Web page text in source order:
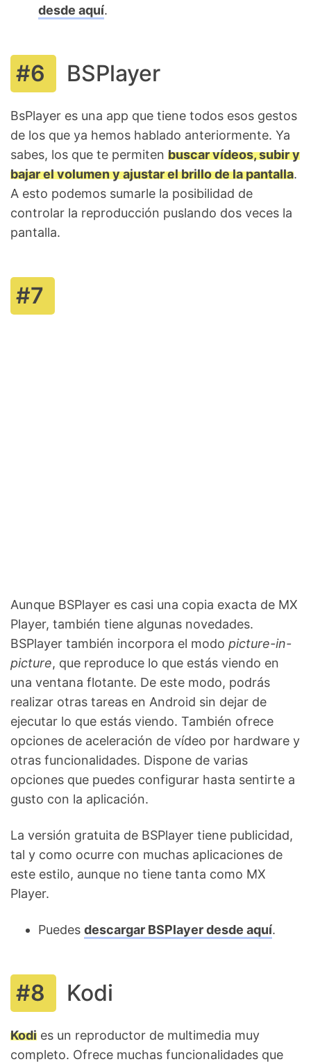
desde aquí.
BSPlayer
BsPlayer es una app que tiene todos esos gestos
de los que ya hemos hablado anteriormente. Ya
sabes, los que te permiten buscar vídeos, subir y
bajar el volumen y ajustar el brillo de la pantalla.
A esto podemos sumarle la posibilidad de
controlar la reproducción puslando dos veces la
pantalla.
Aunque BSPlayer es casi una copia exacta de MX
Player, también tiene algunas novedades.
BSPlayer también incorpora el modo picture-in-
picture, que reproduce lo que estás viendo en
una ventana flotante. De este modo, podrás
realizar otras tareas en Android sin dejar de
ejecutar lo que estás viendo. También ofrece
opciones de aceleración de vídeo por hardware y
otras funcionalidades. Dispone de varias
opciones que puedes configurar hasta sentirte a
gusto con la aplicación.
La versión gratuita de BSPlayer tiene publicidad,
tal y como ocurre con muchas aplicaciones de
este estilo, aunque no tiene tanta como MX
Player.
Puedes descargar BSPlayer desde aquí.
Kodi
Kodi es un reproductor de multimedia muy
completo. Ofrece muchas funcionalidades que